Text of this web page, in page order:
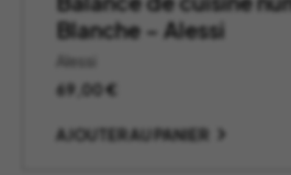
Blanche – Alessi
Alessi
69,00€
AJOUTER AU PANIER